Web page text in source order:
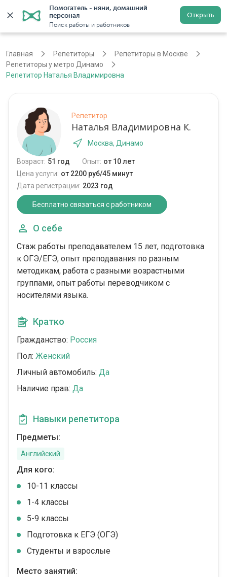
Помогатель - няни, домашний
персонал
Поиск работы и работников
Открыть
Регистрация
Главная Репетиторы
Репетиторы в Москве
Репетиторы у метро Динамо
Репетитор Наталья Владимировна
Репетитор
Наталья Владимировна К.
Москва, Динамо
Возраст: 51 год Опыт: от 10 лет
Цена услуги: от 2200 руб/45 минут
Дата регистрации: 2023 год
Бесплатно связаться с работником
О себе
Стаж работы преподавателем 15 лет, подготовка
к ОГЭ/ЕГЭ, опыт преподавания по разным
методикам, работа с разными возрастными
группами, опыт работы переводчиком с
носителями языка.
Кратко
Гражданство: Россия
Пол: Женский
Личный автомобиль: Да
Наличие прав: Да
Навыки репетитора
Предметы:
Английский
Для кого:
10-11 классы
1-4 классы
5-9 классы
Подготовка к ЕГЭ (ОГЭ)
Студенты и взрослые
Место занятий: